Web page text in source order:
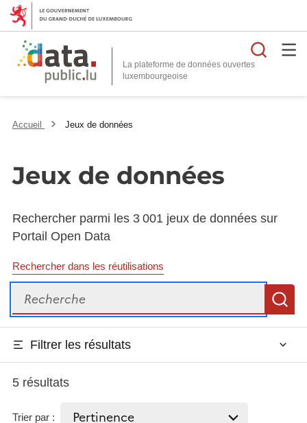
La plateforme de données ouvertes
Accueil Jeux de données
Jeux de données
Rechercher parmi les 3 001 jeux de données sur
Portail Open Data
Rechercher dans les réutilisations
Recherche
Filtrer les résultats
5 résultats
Trier par :